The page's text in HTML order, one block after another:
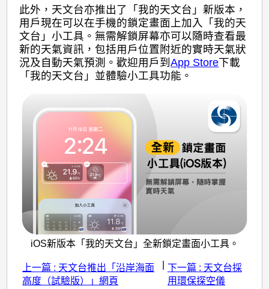
此外，天文台亦推出了「我的天文台」新版本，
用戶現在可以在手機的鎖定畫面上加入「我的天
文台」小工具。無需解鎖屏幕亦可以隨時查看最
新的天氣資訊，包括用戶位置附近的實時天氣狀
況及自動天氣預測。歡迎用戶到App Store下載
「我的天文台」並體驗小工具功能。
iOS新版本「我的天文台」全新鎖定畫面小工具。
上一篇 : 天文台推出「沿岸海面
高度（試驗版）」網頁
下一篇 : 天文台採
用環保探空儀